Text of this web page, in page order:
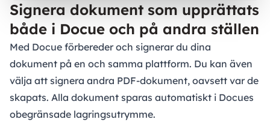
Signera dokument som upprättats
både i Docue och på andra ställen
Med Docue förbereder och signerar du dina
dokument på en och samma plattform. Du kan även
välja att signera andra PDF-dokument, oavsett var de
skapats. Alla dokument sparas automatiskt i Docues
obegränsade lagringsutrymme.